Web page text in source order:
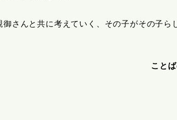
さんと共に考えていく、その子がその子ら
こと